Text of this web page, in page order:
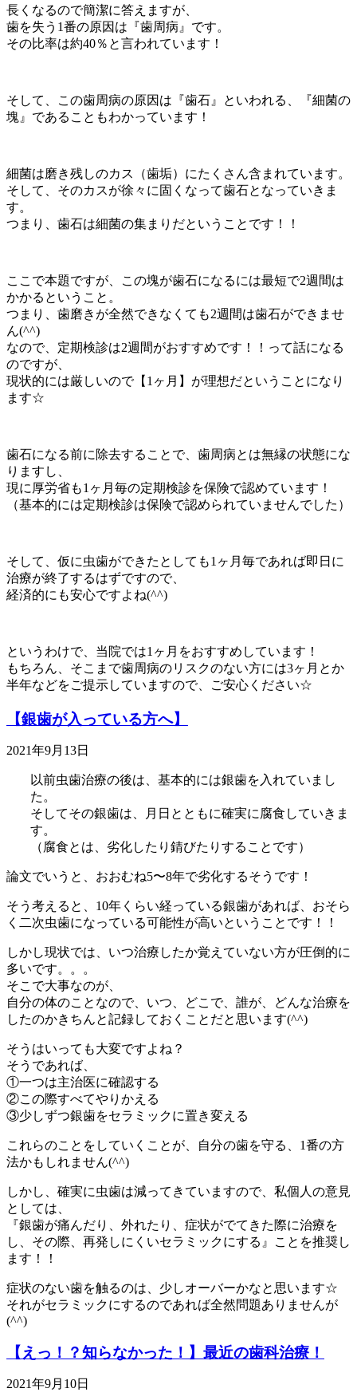
長くなるので簡潔に答えますが、
歯を失う1番の原因は『歯周病』です。
その比率は約40％と言われています！
そして、この歯周病の原因は『歯石』といわれる、『細菌の
塊』であることもわかっています！
細菌は磨き残しのカス（歯垢）にたくさん含まれています。
そして、そのカスが徐々に固くなって歯石となっていきま
す。
つまり、歯石は細菌の集まりだということです！！
ここで本題ですが、この塊が歯石になるには最短で2週間は
かかるということ。
つまり、歯磨きが全然できなくても2週間は歯石ができませ
ん(^^)
なので、定期検診は2週間がおすすめです！！って話になる
のですが、
現状的には厳しいので【1ヶ月】が理想だということになり
ます☆
歯石になる前に除去することで、歯周病とは無縁の状態にな
りますし、
現に厚労省も1ヶ月毎の定期検診を保険で認めています！
（基本的には定期検診は保険で認められていませんでした）
そして、仮に虫歯ができたとしても1ヶ月毎であれば即日に
治療が終了するはずですので、
経済的にも安心ですよね(^^)
というわけで、当院では1ヶ月をおすすめしています！
もちろん、そこまで歯周病のリスクのない方には3ヶ月とか
半年などをご提示していますので、ご安心ください☆
【銀歯が入っている方へ】
2021年9月13日
以前虫歯治療の後は、基本的には銀歯を入れていまし
た。
そしてその銀歯は、月日とともに確実に腐食していきま
す。
（腐食とは、劣化したり錆びたりすることです）
論文でいうと、おおむね5〜8年で劣化するそうです！
そう考えると、10年くらい経っている銀歯があれば、おそら
く二次虫歯になっている可能性が高いということです！！
しかし現状では、いつ治療したか覚えていない方が圧倒的に
多いです。。。
そこで大事なのが、
自分の体のことなので、いつ、どこで、誰が、どんな治療を
したのかきちんと記録しておくことだと思います(^^)
そうはいっても大変ですよね？
そうであれば、
①一つは主治医に確認する
②この際すべてやりかえる
③少しずつ銀歯をセラミックに置き変える
これらのことをしていくことが、自分の歯を守る、1番の方
法かもしれません(^^)
しかし、確実に虫歯は減ってきていますので、私個人の意見
としては、
『銀歯が痛んだり、外れたり、症状がでてきた際に治療を
し、その際、再発しにくいセラミックにする』ことを推奨し
ます！！
症状のない歯を触るのは、少しオーバーかなと思います☆
それがセラミックにするのであれば全然問題ありませんが
(^^)
【えっ！？知らなかった！】最近の歯科治療！
2021年9月10日